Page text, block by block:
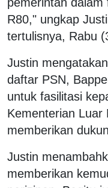
R80," ungkap
tertulisnya, Rabu
Justin
daftar PSN,
untuk fasilitasi
Kementerian Luar
memberikan
Justin
memberikan